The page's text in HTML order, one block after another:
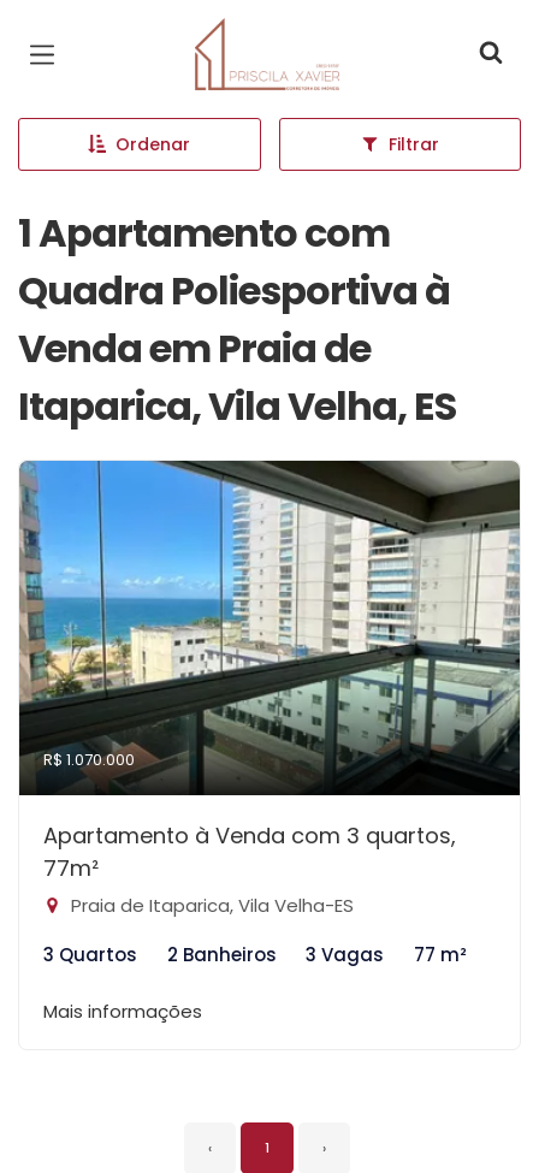
Página inicial
Ordenar Filtrar
1 Apartamento com
Quadra Poliesportiva à
Venda em Praia de
Itaparica, Vila Velha, ES
R$ 1.070.000
Apartamento à Venda com 3 quartos,
77m²
Praia de Itaparica, Vila Velha-ES
3 Quartos
2 Banheiros 3 Vagas 77 m²
Mais informações
‹ 1 ›